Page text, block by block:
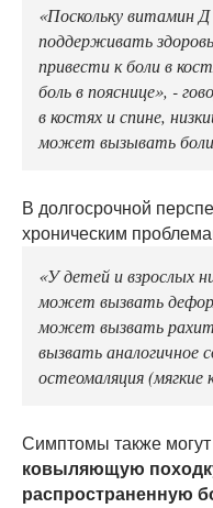
«Поскольку витамин
поддерживать
привести к боли в
боль в пояснице», -
в костях и спине,
может вызывать
В долгосрочной
хроническим
«У детей и взрослых
может вызвать
может вызвать
вызвать аналогичное
остеомаляция (мягкие
Симптомы также могут
ковыляющую
распространенную